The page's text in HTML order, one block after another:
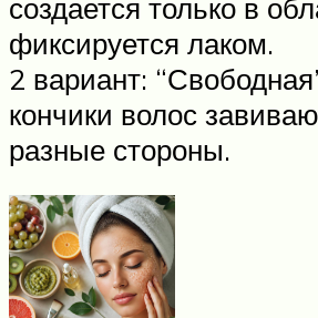
создается только в
фиксируется лаком.
2 вариант:
кончики волос
разные стороны.